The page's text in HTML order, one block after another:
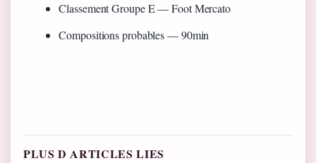
Classement Groupe E — Foot Mercato
Compositions probables — 90min
PLUS D ARTICLES LIES